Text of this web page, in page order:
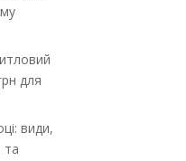
для
види,
та